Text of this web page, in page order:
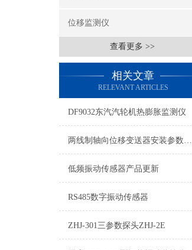
位移监测仪
查看更多 >>
相关文章
RELEVANT ARTICLES
DF9032东汽汽轮机热膨胀监测仪
两线制轴向位移变送器安装参数说明
低频振动传感器产品更新
RS485数字振动传感器
ZHJ-301三参数探头ZHJ-2E